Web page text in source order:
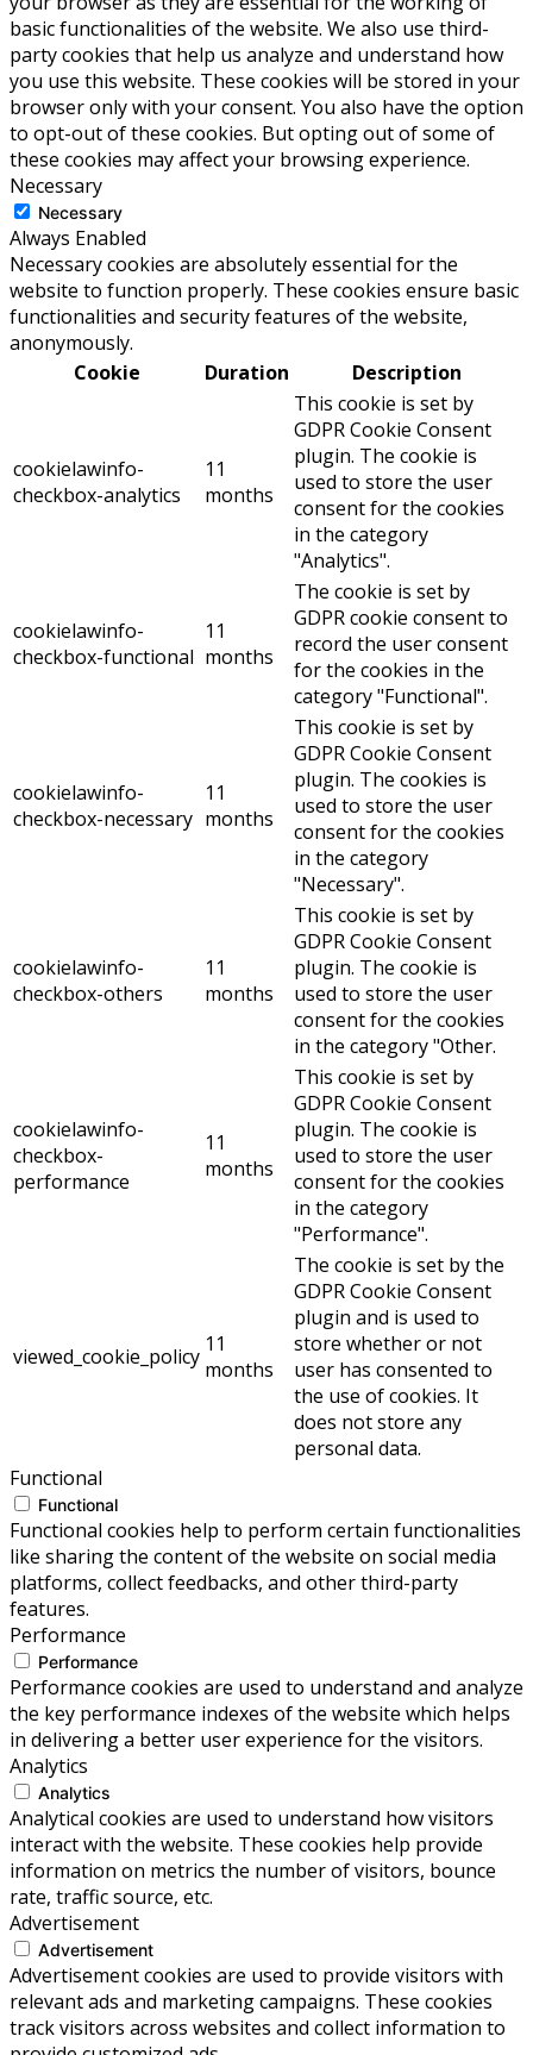
basic functionalities of the website. We also use third-
party cookies that help us analyze and understand how
you use this website. These cookies will be stored in your
browser only with your consent. You also have the option
to opt-out of these cookies. But opting out of some of
these cookies may affect your browsing experience.
Necessary
Necessary
Always Enabled
Necessary cookies are absolutely essential for the
website to function properly. These cookies ensure basic
functionalities and security features of the website,
anonymously.
Cookie
Duration Description
cookielawinfo-
checkbox-analytics
11
months
This cookie is set by
GDPR Cookie Consent
plugin. The cookie is
used to store the user
consent for the cookies
in the category
"Analytics".
cookielawinfo-
checkbox-functional
11
months
The cookie is set by
GDPR cookie consent to
record the user consent
for the cookies in the
category "Functional".
cookielawinfo-
checkbox-necessary
11
months
This cookie is set by
GDPR Cookie Consent
plugin. The cookies is
used to store the user
consent for the cookies
in the category
"Necessary".
cookielawinfo-
checkbox-others
11
months
This cookie is set by
GDPR Cookie Consent
plugin. The cookie is
used to store the user
consent for the cookies
in the category "Other.
cookielawinfo-
checkbox-
performance
11
months
This cookie is set by
GDPR Cookie Consent
plugin. The cookie is
used to store the user
consent for the cookies
in the category
"Performance".
viewed_cookie_policy 11
months
The cookie is set by the
GDPR Cookie Consent
plugin and is used to
store whether or not
user has consented to
the use of cookies. It
does not store any
personal data.
Functional
Functional
Functional cookies help to perform certain functionalities
like sharing the content of the website on social media
platforms, collect feedbacks, and other third-party
features.
Performance
Performance
Performance cookies are used to understand and analyze
the key performance indexes of the website which helps
in delivering a better user experience for the visitors.
Analytics
Analytics
Analytical cookies are used to understand how visitors
interact with the website. These cookies help provide
information on metrics the number of visitors, bounce
rate, traffic source, etc.
Advertisement
Advertisement
Advertisement cookies are used to provide visitors with
relevant ads and marketing campaigns. These cookies
track visitors across websites and collect information to